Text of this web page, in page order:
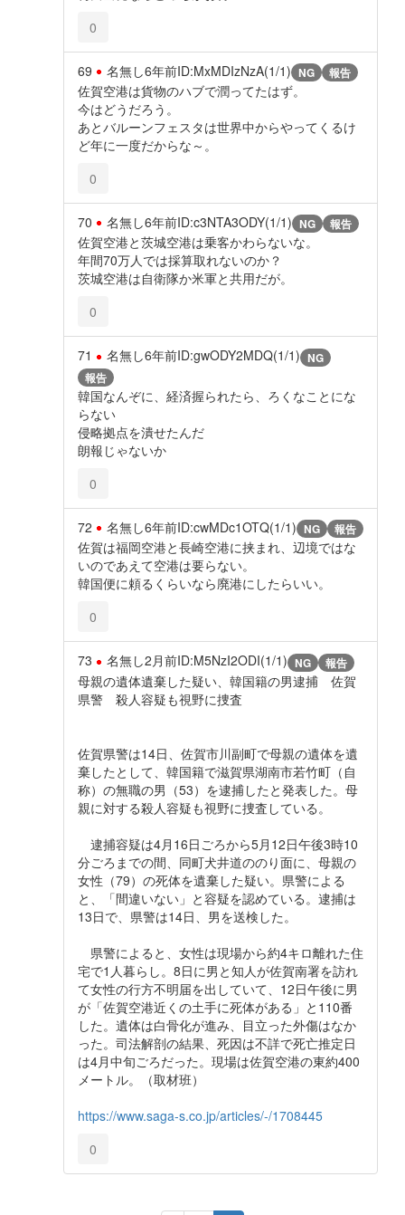
0
69 名無し6年前ID:MxMDIzNzA(1/1) NG 報告
佐賀空港は貨物のハブで潤ってたはず。
今はどうだろう。
あとバルーンフェスタは世界中からやってくるけ
ど年に一度だからな～。
0
70 名無し6年前ID:c3NTA3ODY(1/1) NG 報告
佐賀空港と茨城空港は乗客かわらないな。
年間70万人では採算取れないのか？
茨城空港は自衛隊か米軍と共用だが。
0
71 名無し6年前ID:gwODY2MDQ(1/1) NG
報告
韓国なんぞに、経済握られたら、ろくなことにな
らない
侵略拠点を潰せたんだ
朗報じゃないか
0
72 名無し6年前ID:cwMDc1OTQ(1/1) NG 報告
佐賀は福岡空港と長崎空港に挟まれ、辺境ではな
いのであえて空港は要らない。
韓国便に頼るくらいなら廃港にしたらいい。
0
73 名無し2月前ID:M5NzI2ODI(1/1) NG 報告
母親の遺体遺棄した疑い、韓国籍の男逮捕 佐賀
県警 殺人容疑も視野に捜査
佐賀県警は14日、佐賀市川副町で母親の遺体を遺
棄したとして、韓国籍で滋賀県湖南市若竹町（自
称）の無職の男（53）を逮捕したと発表した。母
親に対する殺人容疑も視野に捜査している。
逮捕容疑は4月16日ごろから5月12日午後3時10
分ごろまでの間、同町犬井道ののり面に、母親の
女性（79）の死体を遺棄した疑い。県警による
と、「間違いない」と容疑を認めている。逮捕は
13日で、県警は14日、男を送検した。
県警によると、女性は現場から約4キロ離れた住
宅で1人暮らし。8日に男と知人が佐賀南署を訪れ
て女性の行方不明届を出していて、12日午後に男
が「佐賀空港近くの土手に死体がある」と110番
した。遺体は白骨化が進み、目立った外傷はなか
った。司法解剖の結果、死因は不詳で死亡推定日
は4月中旬ごろだった。現場は佐賀空港の東約400
メートル。（取材班）
https://www.saga-s.co.jp/articles/-/1708445
0